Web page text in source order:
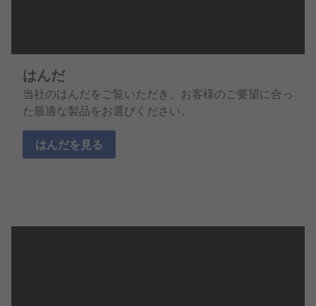
はんだ
当社のはんだをご覧いただき、お客様のご要望に合っ
た最適な製品をお選びください。
はんだを見る